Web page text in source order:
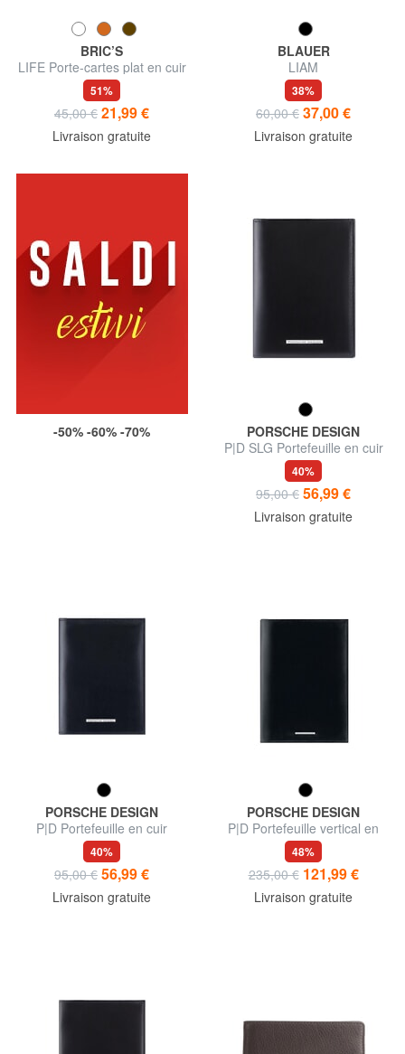
BRIC’S
LIFE Porte-cartes plat en cuir
51%
45,00 € 21,99 €
Livraison gratuite
BLAUER
LIAM
38%
60,00 € 37,00 €
Livraison gratuite
-50% -60% -70%
PORSCHE DESIGN
P|D SLG Portefeuille en cuir
40%
95,00 € 56,99 €
Livraison gratuite
PORSCHE DESIGN
P|D Portefeuille en cuir
40%
95,00 € 56,99 €
Livraison gratuite
PORSCHE DESIGN
P|D Portefeuille vertical en
cuir
48%
235,00 € 121,99 €
Livraison gratuite